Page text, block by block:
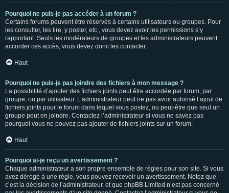
Pourquoi ne puis-je pas accéder à un forum ?
Certains forums peuvent être réservés à certains utilisateurs ou groupes. Pour
les consulter, les lire, y poster, etc., vous devez avoir les permissions s’y
rapportant. Seuls les modérateurs de groupes et les administrateurs peuvent
accorder ces accès, vous devez donc les contacter.
Haut
Pourquoi ne puis-je pas joindre des fichiers à mon message ?
La possibilité d’ajouter des fichiers joints peut être accordée par forum, par
groupe, ou par utilisateur. L’administrateur peut ne pas avoir autorisé l’ajout de
fichiers joints pour le forum dans lequel vous postez, ou peut-être que seul un
groupe peut en joindre. Contactez l’administrateur si vous ne savez pas
pourquoi vous ne pouvez pas ajouter de fichiers joints sur un forum.
Haut
Pourquoi ai-je reçu un avertissement ?
Chaque administrateur a son propre ensemble de règles pour son site. Si vous
avez dérogé à une règle, vous pouvez recevoir un avertissement. Notez que
c’est la décision de l’administrateur, et que phpBB Limited n’est pas concerné